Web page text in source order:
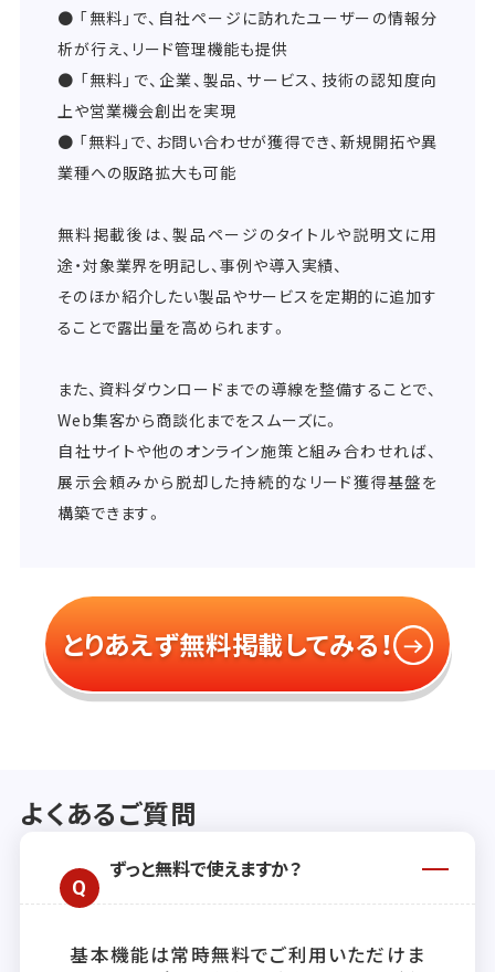
● 「無料」で、自社ページに訪れたユーザーの情報分
析が行え、リード管理機能も提供
● 「無料」で、企業、製品、サービス、技術の認知度向
上や営業機会創出を実現
● 「無料」で、お問い合わせが獲得でき、新規開拓や異
業種への販路拡大も可能
無料掲載後は、製品ページのタイトルや説明文に用
途・対象業界を明記し、事例や導入実績、
そのほか紹介したい製品やサービスを定期的に追加す
ることで露出量を高められます。
また、資料ダウンロードまでの導線を整備することで、
Web集客から商談化までをスムーズに。
自社サイトや他のオンライン施策と組み合わせれば、
展示会頼みから脱却した持続的なリード獲得基盤を
構築できます。
とりあえず無料掲載してみる！
よくあるご質問
ずっと無料で使えますか？
基本機能は常時無料でご利用いただけま